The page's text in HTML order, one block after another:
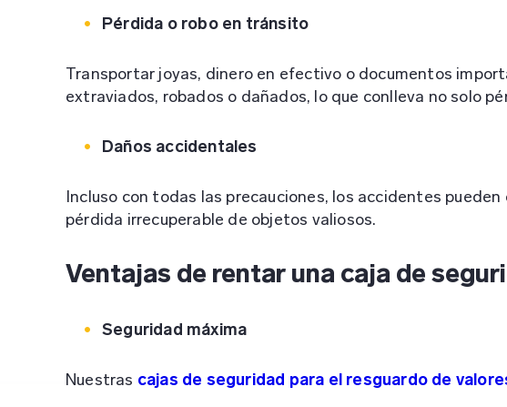
Pérdida o robo en tránsito
Transportar joyas, dinero en efectivo o documentos
extraviados, robados o dañados, lo que conlleva no solo
Daños accidentales
Incluso con todas las precauciones, los accidentes
pérdida irrecuperable de objetos valiosos.
Ventajas de rentar una caja de
Seguridad máxima
Nuestras cajas de seguridad para el resguardo de